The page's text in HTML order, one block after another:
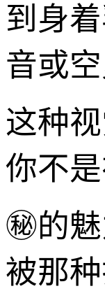
到身
音或
这种
你不
㊙️的
被那